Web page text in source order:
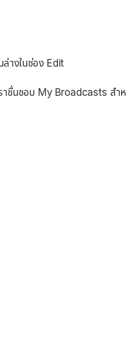
างในช่อง Edit
ชื่นชอบ My Broadcasts สำห